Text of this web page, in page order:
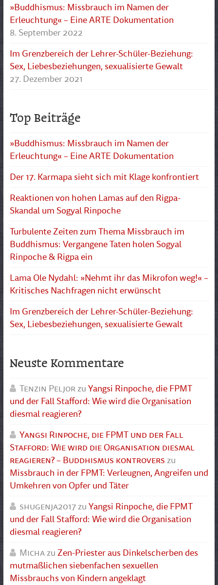
»Buddhismus: Missbrauch im Namen der
Erleuchtung« – Eine ARTE Dokumentation
8. September 2022
Im Grenzbereich der Lehrer-Schüler-Beziehung:
Sex, Liebesbeziehungen, sexualisierte Gewalt
27. Dezember 2021
Top Beiträge
»Buddhismus: Missbrauch im Namen der
Erleuchtung« – Eine ARTE Dokumentation
Der 17. Karmapa sieht sich mit Klage konfrontiert
Reaktionen von hohen Lamas auf den Rigpa-
Skandal um Sogyal Rinpoche
Turbulente Zeiten zum Thema Missbrauch im
Buddhismus: Vergangene Taten holen Sogyal
Rinpoche & Rigpa ein
Lama Ole Nydahl: »Nehmt ihr das Mikrofon weg!« –
Kritisches Nachfragen nicht erwünscht
Im Grenzbereich der Lehrer-Schüler-Beziehung:
Sex, Liebesbeziehungen, sexualisierte Gewalt
Neuste Kommentare
Tenzin PeljorzuYangsi Rinpoche, die FPMT
und der Fall Stafford: Wie wird die Organisation
diesmal reagieren?
Yangsi Rinpoche, die FPMT und der Fall
Stafford: Wie wird die Organisation diesmal
reagieren? – Buddhismus kontrovers zu
Missbrauch in der FPMT: Verleugnen, Angreifen und
Umkehren von Opfer und Täter
shugenja2017zuYangsi Rinpoche, die FPMT
und der Fall Stafford: Wie wird die Organisation
diesmal reagieren?
MichazuZen-Priester aus Dinkelscherben des
mutmaßlichen siebenfachen sexuellen
Missbrauchs von Kindern angeklagt